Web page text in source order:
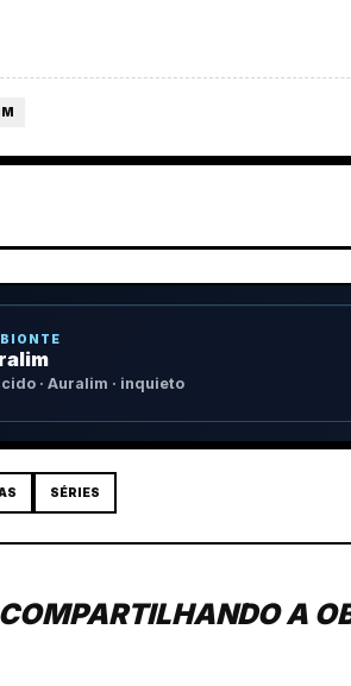
· Auralim · inquieto
SÉRIES
A